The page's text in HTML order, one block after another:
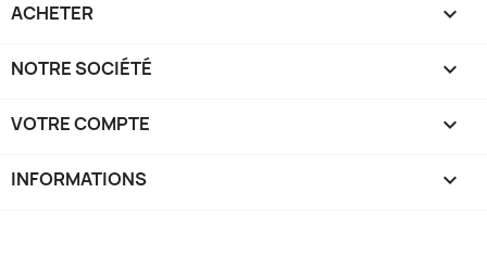
ACHETER 
NOTRE SOCIÉTÉ 
VOTRE COMPTE 
INFORMATIONS keyboard_arrow_down